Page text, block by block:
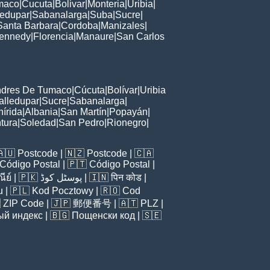
Cucuta Bolivar Monteria Uribia
Sabanalarga Suba Sucre
Barbara Cordoba Manizales
Florencia Manaure San Carlos
De Tumaco Cúcuta Bolívar Uribia
Sucre Sabanalarga
Albania San Martín Popayán
Soledad San Pedro Rionegro
Postcode | 🇳🇿 Postcode | 🇨🇦
Código Postal | 🇵🇹 Código Postal
ย์ | 🇵🇰 پوسٹل کوڈ | 🇮🇳पिन कोड
| 🇵🇱 Kod Pocztowy | 🇷🇴 Cod
ZIP Code | 🇯🇵 郵便番号 | 🇦🇹 PLZ
индекс | 🇧🇬 Пощенски код | 🇸🇪